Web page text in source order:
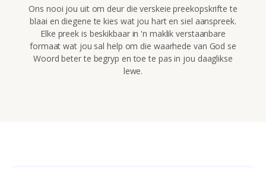
Ons nooi jou uit om deur die verskeie preekopskrifte te
blaai en diegene te kies wat jou hart en siel aanspreek.
Elke preek is beskikbaar in 'n maklik verstaanbare
formaat wat jou sal help om die waarhede van God se
Woord beter te begryp en toe te pas in jou daaglikse
lewe.